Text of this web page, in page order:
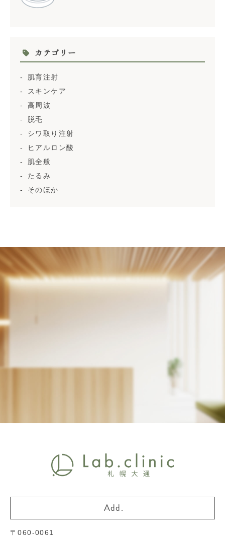
カテゴリー
肌育注射
スキンケア
高周波
脱毛
シワ取り注射
ヒアルロン酸
肌全般
たるみ
そのほか
〒060-0061